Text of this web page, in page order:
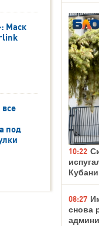
Маск
под
10:22
08:27
снова